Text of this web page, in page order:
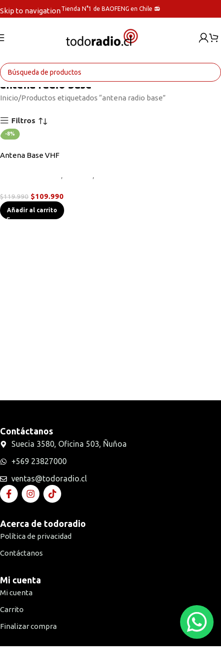
Skip to navigationTienda N°1 de BAOFENG en Chile 📻
antena radio base
Inicio Productos etiquetados “antena radio base”
Filtros
-8%
Antena Base VHF
,
,
$119.990 $109.990
Añadir al carrito
Contáctanos
Suecia 3580, Oficina 503, Ñuñoa
+569 23827000
ventas@todoradio.cl
Acerca de todoradio
Política de privacidad
Contáctanos
Mi cuenta
Mi cuenta
Carrito
Finalizar compra